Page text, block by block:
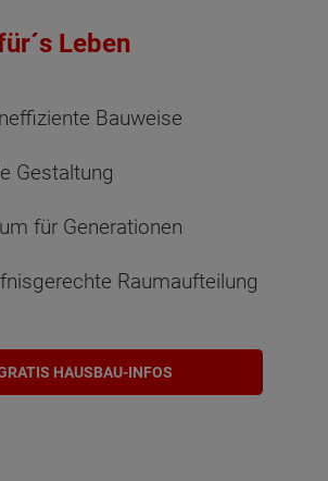
Leben
Bauweise
Gestaltung
für Generationen
Raumaufteilung
HAUSBAU-INFOS